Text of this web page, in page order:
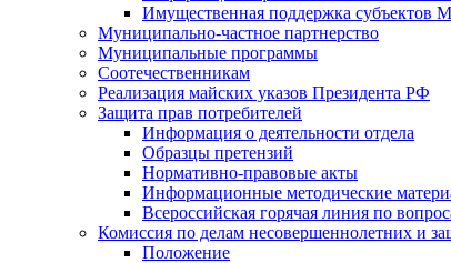
Имущественная поддержка субъектов
Муниципально-частное партнерство
Муниципальные программы
Соотечественникам
Реализация майских указов Президента РФ
Защита прав потребителей
Информация о деятельности отдела
Образцы претензий
Нормативно-правовые акты
Информационные методические
Всероссийская горячая линия по
Комиссия по делам несовершеннолетних и
Положение